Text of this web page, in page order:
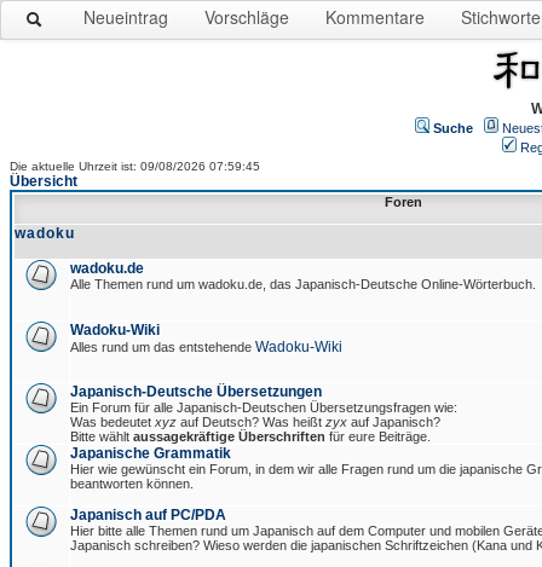
Neueintrag Vorschläge Kommentare Stichworte
Suche
Die aktuelle Uhrzeit ist: 09/08/2026 07:59:45
Übersicht
Foren
wadoku
wadoku.de
Alle Themen rund um wadoku.de, das Japanisch-Deutsche Online-Wörterbuch.
Wadoku-Wiki
Alles rund um das entstehende Wadoku-Wiki
Japanisch-Deutsche Übersetzungen
Ein Forum für alle Japanisch-Deutschen Übersetzungsfragen wie:
Was bedeutet xyz auf Deutsch? Was heißt zyx auf Japanisch?
Bitte wählt aussagekräftige Überschriften für eure Beiträge.
Japanische Grammatik
Hier wie gewünscht ein Forum, in dem wir alle Fragen rund um die japanische
beantworten können.
Japanisch auf PC/PDA
Hier bitte alle Themen rund um Japanisch auf dem Computer und mobilen
Japanisch schreiben? Wieso werden die japanischen Schriftzeichen (Kana und